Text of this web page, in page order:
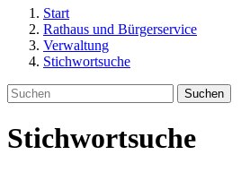
Start
Rathaus und Bürgerservice
Verwaltung
Stichwortsuche
Suchen
Stichwortsuche